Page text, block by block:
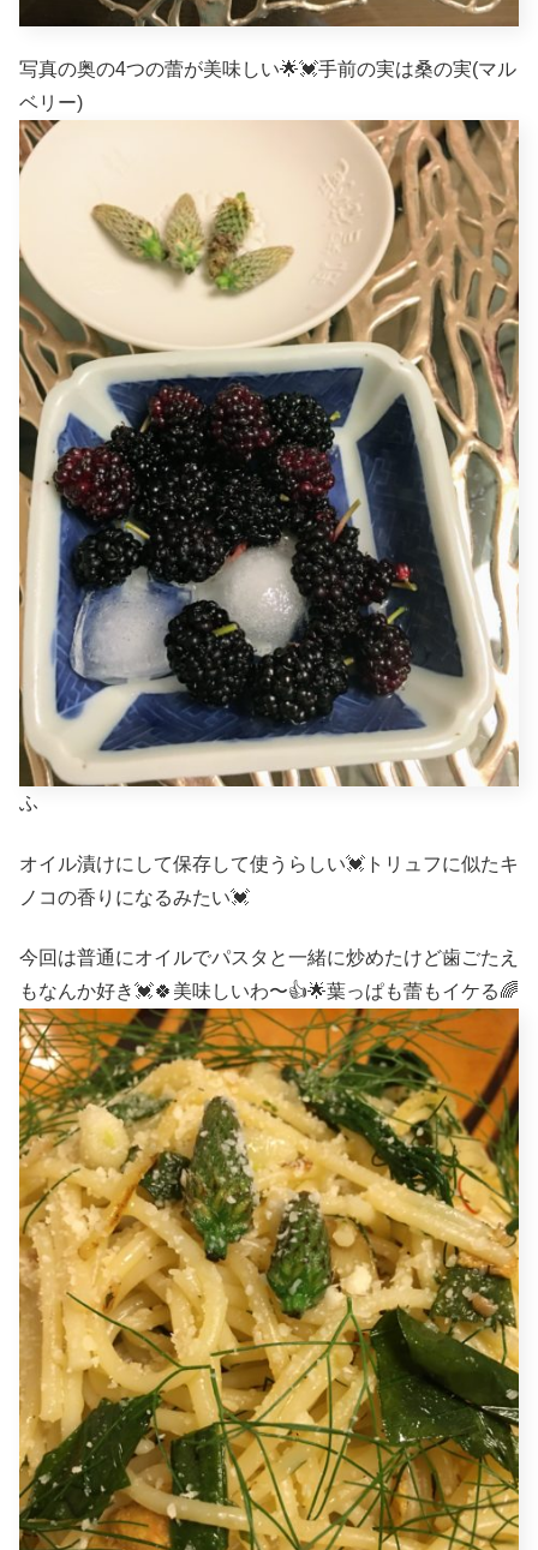
写真の奥の4つの蕾が美味しい🌟💓手前の実は桑の実(マル
ベリー)
ふ
オイル漬けにして保存して使うらしい💓トリュフに似たキ
ノコの香りになるみたい💓
今回は普通にオイルでパスタと一緒に炒めたけど歯ごたえ
もなんか好き💓🍀美味しいわ〜👍🌟葉っぱも蕾もイケる🌈